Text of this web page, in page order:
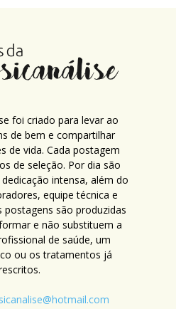
foi criado para levar ao
de bem e compartilhar
de vida. Cada postagem
de seleção. Por dia são
intensa, além do
equipe técnica e
postagens são produzidas
e não substituem a
de saúde, um
ou os tratamentos já